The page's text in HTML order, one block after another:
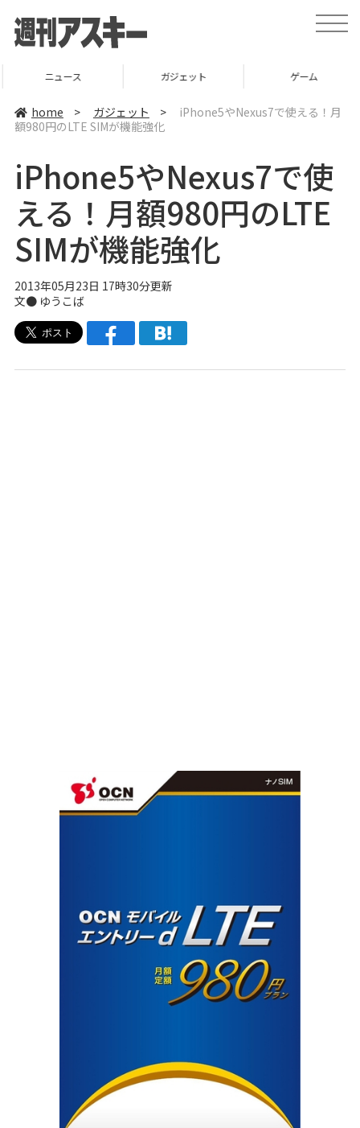
t
o
v
t
o
ニュース ガジェット ゲーム
home > ガジェット >
iPhone5やNexus7で使える！月
額980円のLTE SIMが機能強化
iPhone5やNexus7で使
える！月額980円のLTE
SIMが機能強化
2013年05月23日 17時30分更新
文● ゆうこば